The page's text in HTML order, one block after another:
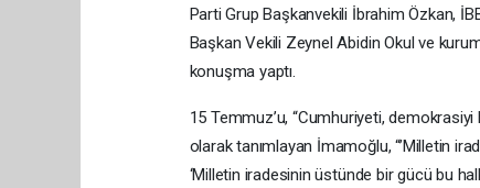
Parti Grup Başkanvekili İbrahim Özkan,
Başkan Vekili Zeynel Abidin Okul ve
konuşma yaptı.
15 Temmuz’u, “Cumhuriyeti, demokrasiyi
olarak tanımlayan İmamoğlu, “’Milletin
‘Milletin iradesinin üstünde bir gücü bu